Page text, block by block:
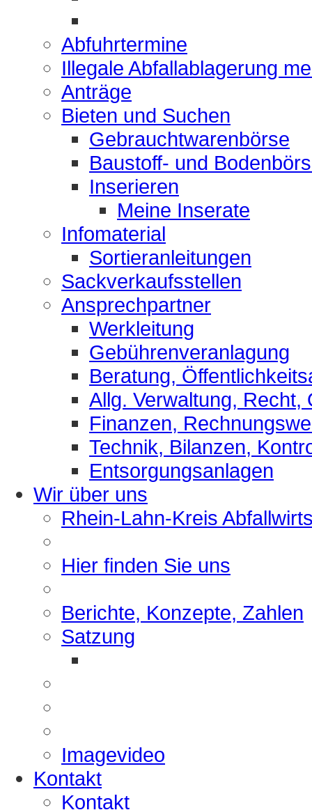
Abfuhrtermine
Illegale Abfallablagerung
Anträge
Bieten und Suchen
Gebrauchtwarenbörse
Baustoff- und
Inserieren
Meine Inserate
Infomaterial
Sortieranleitungen
Sackverkaufsstellen
Ansprechpartner
Werkleitung
Gebührenveranlagung
Beratung,
Allg. Verwaltung, Recht,
Finanzen,
Technik, Bilanzen,
Entsorgungsanlagen
Wir über uns
Rhein-Lahn-Kreis
Hier finden Sie uns
Berichte, Konzepte, Zahlen
Satzung
Imagevideo
Kontakt
Kontakt